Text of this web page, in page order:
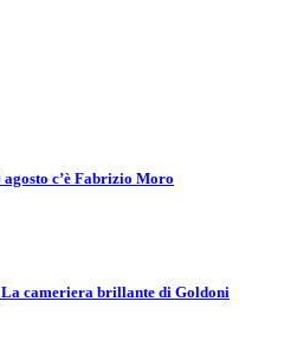
c’è Fabrizio Moro
cameriera brillante di Goldoni